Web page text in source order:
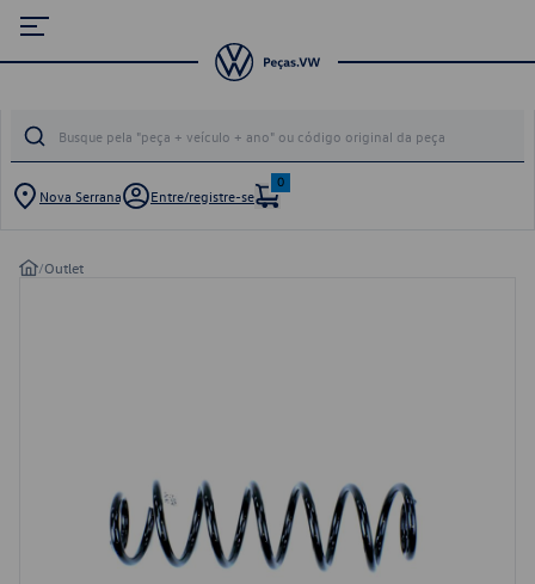
Nova Serrana Entre/registre-se
0
/Outlet